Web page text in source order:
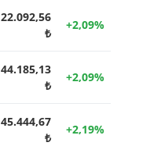
22.092,56
₺
+2,09%
44.185,13
₺
+2,09%
45.444,67
₺
+2,19%